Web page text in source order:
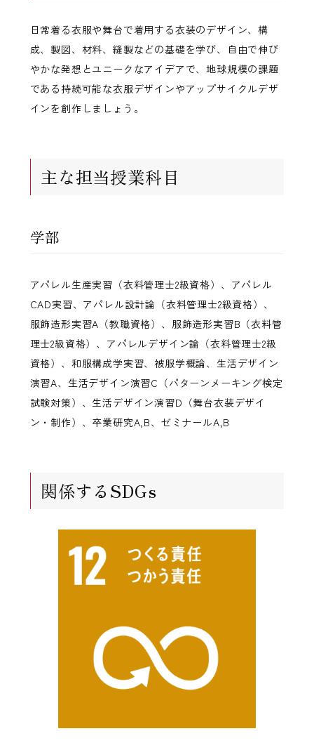
日常着る衣服や舞台で着用する衣装のデザイン、構
成、製図、材料、縫製などの基礎を学び、自由で伸び
やかな発想とユニークなアイデアで、地球規模の課題
である持続可能な衣服デザインやアップサイクルデザ
インを創作しましょう。
主な担当授業科目
学部
アパレル生産実習（衣料管理士2級資格）、アパレル
CAD実習、アパレル設計論（衣料管理士2級資格）、
服飾造形実習A（教職資格）、服飾造形実習B（衣料管
理士2級資格）、アパレルデザイン論（衣料管理士2級
資格）、和服構成学実習、被服学概論、生活デザイン
演習A、生活デザイン演習C（パターンメーキング検定
試験対策）、生活デザイン演習D（舞台衣装デザイ
ン・制作）、卒業研究A,B、ゼミナールA,B
関係するSDGs